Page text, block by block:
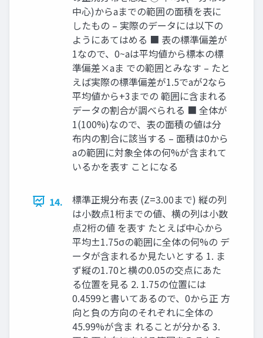
中心)からaまでの範囲の面積を表に
したもの – 実際のデータには以下の
ようにあてはめる ■ 表の標準偏差が
1なので、0~aは平均値から標本の標
準偏差×aま での範囲とみなす – たと
えば実際の標準偏差が1.5でaが2なら
平均値から+3までの 範囲に含まれる
データの割合が調べられる ■ 全体が
1(100%)なので、表の面積の値は分
布内の割合に該当する – 面積は0から
aの範囲に対象全体の何%が含まれて
いるかを表す ことになる
14.
標準正規分布表 (Z=3.00まで) 縦の列
は小数点1桁までの値、横の列は小数
点2桁の値 を表す たとえば中心から
平均±1.75σの範囲に全体の何%の デ
ータが含まれるか見たいとする 1. ま
ず縦の1.70と横の0.05の交点にあた
る位置を見る 2. 1.75の位置には
0.4599と書いてあるので、0から正 方
向と負の方向のそれぞれに全体の
45.99%が含ま れることが分かる 3.